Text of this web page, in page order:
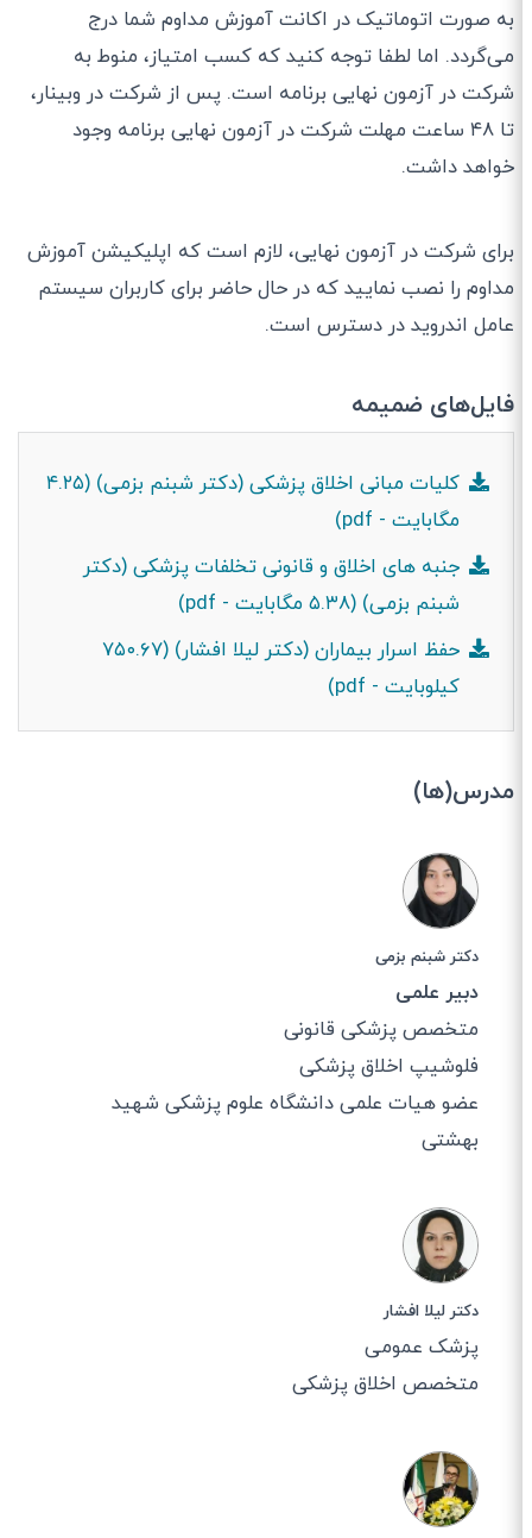
به صورت اتوماتیک در اکانت آموزش مداوم شما درج
می‌گردد. اما لطفا توجه کنید که کسب امتیاز، منوط به
شرکت در آزمون نهایی برنامه است. پس از شرکت در وبینار،
تا ۴۸ ساعت مهلت شرکت در آزمون نهایی برنامه وجود
خواهد داشت.
برای شرکت در آزمون نهایی، لازم است که اپلیکیشن آموزش
مداوم را نصب نمایید که در حال حاضر برای کاربران سیستم
عامل اندروید در دسترس است.
فایل‌های ضمیمه
کلیات مبانی اخلاق پزشکی (دکتر شبنم بزمی) (۴.۲۵
مگابایت - pdf)
جنبه های اخلاق و قانونی تخلفات پزشکی (دکتر
شبنم بزمی) (۵.۳۸ مگابایت - pdf)
حفظ اسرار بیماران (دکتر لیلا افشار) (۷۵۰.۶۷
کیلوبایت - pdf)
مدرس(ها)
دکتر شبنم بزمی
دبیر علمی
متخصص پزشکی قانونی
فلوشیپ اخلاق پزشکی
عضو هیات علمی دانشگاه علوم پزشکی شهید
بهشتی
دکتر لیلا افشار
پزشک عمومی
متخصص اخلاق پزشکی